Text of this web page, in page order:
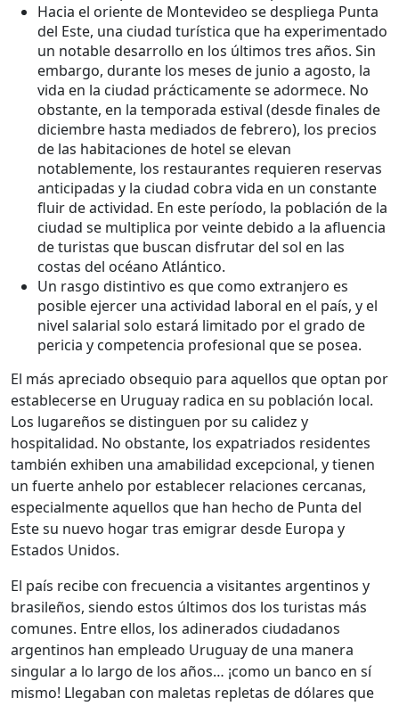
Hacia el oriente de Montevideo se despliega Punta
del Este, una ciudad turística que ha experimentado
un notable desarrollo en los últimos tres años. Sin
embargo, durante los meses de junio a agosto, la
vida en la ciudad prácticamente se adormece. No
obstante, en la temporada estival (desde finales de
diciembre hasta mediados de febrero), los precios
de las habitaciones de hotel se elevan
notablemente, los restaurantes requieren reservas
anticipadas y la ciudad cobra vida en un constante
fluir de actividad. En este período, la población de la
ciudad se multiplica por veinte debido a la afluencia
de turistas que buscan disfrutar del sol en las
costas del océano Atlántico.
Un rasgo distintivo es que como extranjero es
posible ejercer una actividad laboral en el país, y el
nivel salarial solo estará limitado por el grado de
pericia y competencia profesional que se posea.
El más apreciado obsequio para aquellos que optan por
establecerse en Uruguay radica en su población local.
Los lugareños se distinguen por su calidez y
hospitalidad. No obstante, los expatriados residentes
también exhiben una amabilidad excepcional, y tienen
un fuerte anhelo por establecer relaciones cercanas,
especialmente aquellos que han hecho de Punta del
Este su nuevo hogar tras emigrar desde Europa y
Estados Unidos.
El país recibe con frecuencia a visitantes argentinos y
brasileños, siendo estos últimos dos los turistas más
comunes. Entre ellos, los adinerados ciudadanos
argentinos han empleado Uruguay de una manera
singular a lo largo de los años… ¡como un banco en sí
mismo! Llegaban con maletas repletas de dólares que